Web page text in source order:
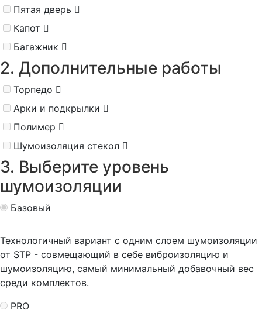
Пятая дверь
Капот
Багажник
2. Дополнительные работы
Торпедо
Арки и подкрылки
Полимер
Шумоизоляция стекол
3. Выберите уровень
шумоизоляции
Базовый
Технологичный вариант с одним слоем шумоизоляции
от STP - совмещающий в себе виброизоляцию и
шумоизоляцию, самый минимальный добавочный вес
среди комплектов.
PRO